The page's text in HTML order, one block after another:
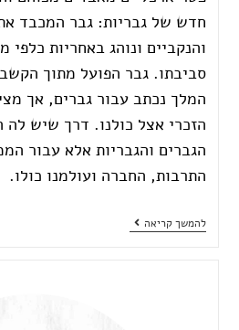
חדש של גבריות: גבר המכבד
והנקביים ונוהג באחריות כלפי
סביבתו. גבר הפועל מתוך
המלך נכתב עבור גברים, אך
הזכרי אצל כולנו. דרך שיש
הגברים והגבריות אלא עבור
התרבות, החברה ועולמנו כולו.
להמשך קריאה